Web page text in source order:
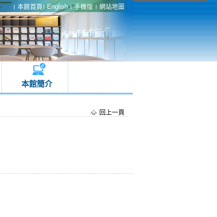
本館首頁 English 手機版 網站地圖
本館簡介
回上一頁